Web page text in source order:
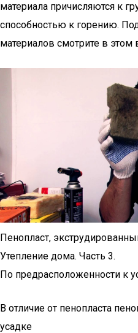
материала причисляются к
способностью к горению.
материалов смотрите в этом
Пенопласт,
Утепление дома. Часть 3.
По предрасположенности к
В отличие от пенопласта
усадке